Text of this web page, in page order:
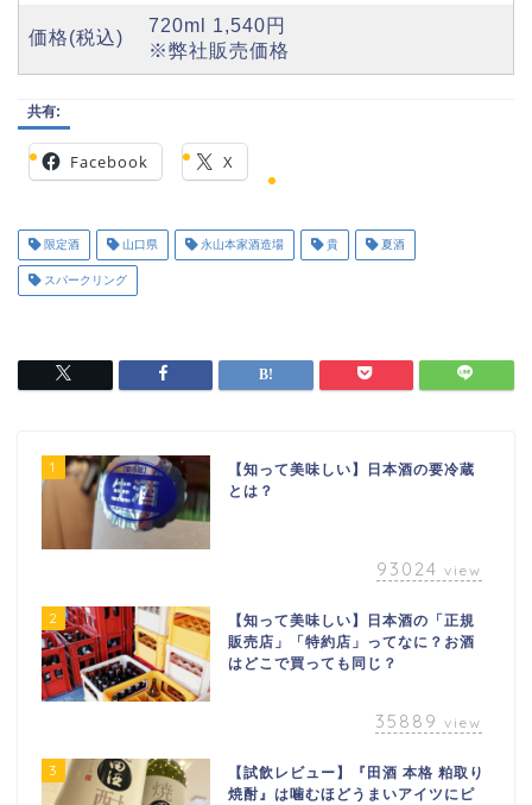
価格(税込)
720ml 1,540円
※弊社販売価格
共有:
Facebook X
限定酒 山口県 永山本家酒造場 貴 夏酒
スパークリング
1
【知って美味しい】日本酒の要冷蔵
とは？
93024 view
2
【知って美味しい】日本酒の「正規
販売店」「特約店」ってなに？お酒
はどこで買っても同じ？
35889 view
3
【試飲レビュー】『田酒 本格 粕取り
焼酎』は噛むほどうまいアイツにピ